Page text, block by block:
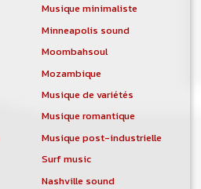
Musique minimaliste
Minneapolis sound
Moombahsoul
Mozambique
Musique de variétés
Musique romantique
Musique post-industrielle
Surf music
Nashville sound